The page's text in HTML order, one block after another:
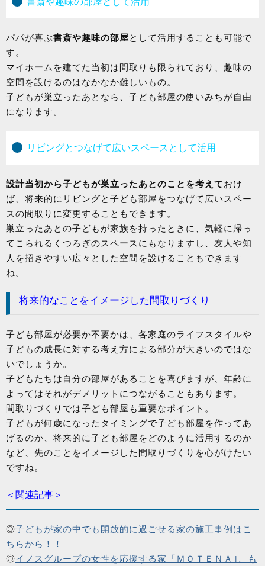
パパが喜ぶ書斎や趣味の部屋として活用することも可能で
す。
マイホームを建てた当初は間取りも限られており、趣味の
空間を設けるのはなかなか難しいもの。
子どもが巣立ったあとなら、子ども部屋の使いみちが自由
になります。
リビングとつなげて広いスペースとして活用
設計当初から子どもが巣立ったあとのことを考えておけ
ば、将来的にリビングと子ども部屋をつなげて広いスペー
スの間取りに変更することもできます。
巣立ったあとの子どもが家族を持ったときに、気軽に帰っ
てこられるくつろぎのスペースにもなりますし、友人や知
人を招きやすい広々とした空間を設けることもできます
ね。
将来的なことをイメージした間取りづくり
子ども部屋が必要か不要かは、各家庭のライフスタイルや
子どもの成長に対する考え方による部分が大きいのではな
いでしょうか。
子どもたちは自分の部屋があることを喜びますが、年齢に
よってはそれがデメリットにつながることもあります。
間取りづくりでは子ども部屋も重要なポイント。
子どもが何歳になったタイミングで子ども部屋を作ってあ
げるのか、将来的に子ども部屋をどのように活用するのか
など、先のことをイメージした間取りづくりを心がけたい
ですね。
＜関連記事＞
◎子どもが家の中でも開放的に過ごせる家の施工事例はこ
ちらから！！
◎イノスグループの女性を応援する家「ＭＯＴＥＮＡ｣。も